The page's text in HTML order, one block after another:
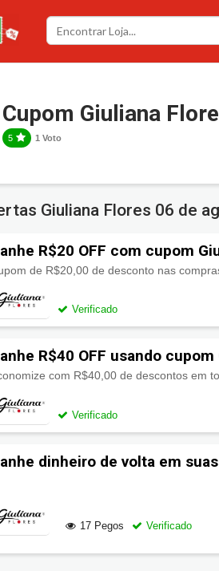
Cupom Giuliana
5 1 Voto
Giuliana Flores 06 de
R$20 OFF com cupom
Verificado
R$40 OFF usando
Verificado
dinheiro de volta em
17 Pegos Verificado